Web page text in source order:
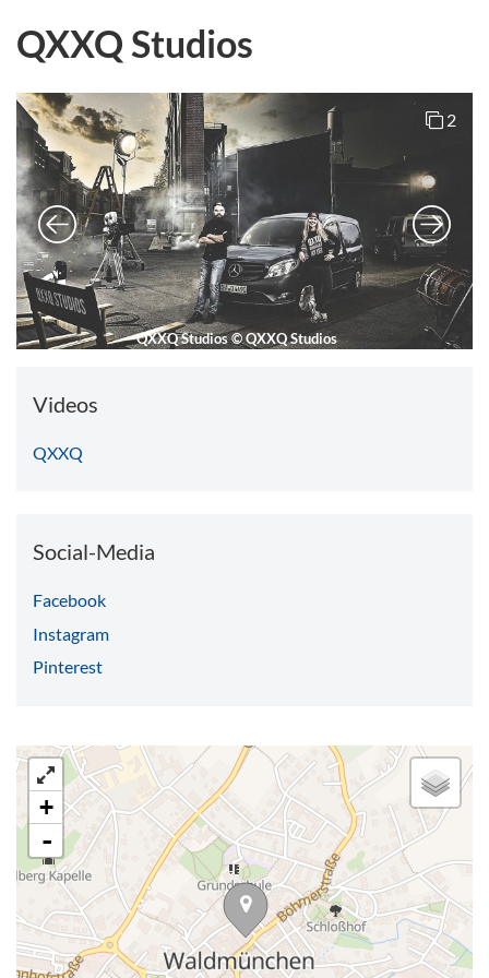
QXXQ Studios
QXXQ Studios©QXXQ Studios
2
Videos
QXXQ
Social-Media
Facebook
Instagram
Pinterest
+
-